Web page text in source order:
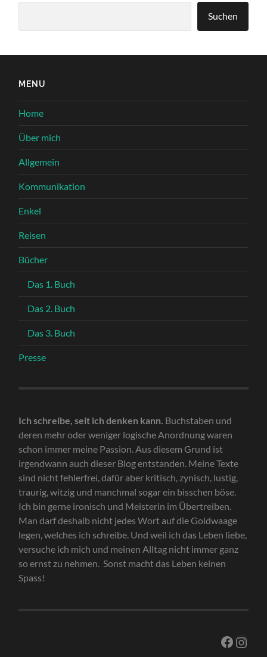
Suchen
MENU
Home
Über mich
Allgemein
Kommunikation
Enkel
Reisen
Bücher
Das 1. Buch
Das 2. Buch
Das 3. Buch
Presse
Ich schreibe, seit ich denken kann. Buchstaben und
deren mehr oder weniger logische Anordnung waren
schon immer meine Passion. Aus diesem Grund ist
irgendwann auch dieser Blog entstanden. Meine Texte
sind nicht fehlerfrei, dafür aber kritisch, zynisch, lustig,
traurig, witzig und manchmal sogar ein bisschen böse.
Ich bin gerne ironisch und Meisterin im Übertreiben.
Man darf deshalb nicht jedes Wort auf die Goldwaage
legen, welches ich schreibe. Und weil ich das Leben liebe,
versuche ich mich und meinen Alltag nicht immer ganz
so ernst zu nehmen. Sonst macht das Leben keinen
Spass!